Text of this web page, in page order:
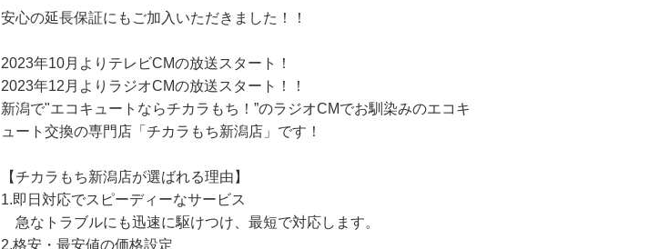
安心の延長保証にもご加入いただきました！！
2023年10月よりテレビCMの放送スタート！
2023年12月よりラジオCMの放送スタート！！
新潟で"エコキュートならチカラもち！”のラジオCMでお馴染みのエコキ
ュート交換の専門店「チカラもち新潟店」です！
【チカラもち新潟店が選ばれる理由】
1.即日対応でスピーディーなサービス
急なトラブルにも迅速に駆けつけ、最短で対応します。
2.格安・最安値の価格設定